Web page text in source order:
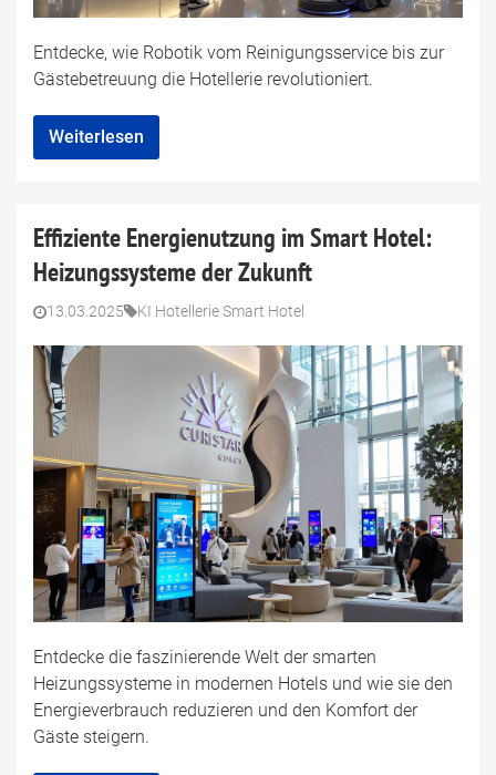
Entdecke, wie Robotik vom Reinigungsservice bis zur
Gästebetreuung die Hotellerie revolutioniert.
Weiterlesen
Effiziente Energienutzung im Smart Hotel:
Heizungssysteme der Zukunft
13.03.2025 KI Hotellerie Smart Hotel
Entdecke die faszinierende Welt der smarten
Heizungssysteme in modernen Hotels und wie sie den
Energieverbrauch reduzieren und den Komfort der
Gäste steigern.